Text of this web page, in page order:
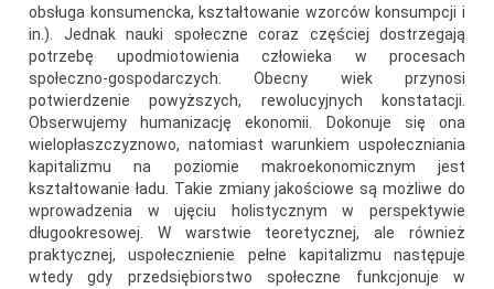
obsługa konsumencka, kształtowanie wzorców konsumpcji i
in.). Jednak nauki społeczne coraz częściej dostrzegają
potrzebę upodmiotowienia człowieka w procesach
społeczno-gospodarczych. Obecny wiek przynosi
potwierdzenie powyższych, rewolucyjnych konstatacji.
Obserwujemy humanizację ekonomii. Dokonuje się ona
wielopłaszczyznowo, natomiast warunkiem uspołeczniania
kapitalizmu na poziomie makroekonomicznym jest
kształtowanie ładu. Takie zmiany jakościowe są możliwe do
wprowadzenia w ujęciu holistycznym w perspektywie
długookresowej. W warstwie teoretycznej, ale również
praktycznej, uspołecznienie pełne kapitalizmu następuje
wtedy gdy przedsiębiorstwo społeczne funkcjonuje w